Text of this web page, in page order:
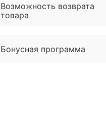
Возможность возврата
товара
Бонусная программа